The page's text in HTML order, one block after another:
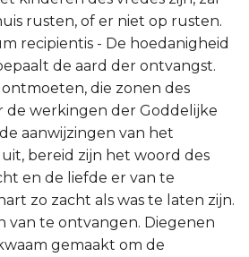
rusten, of er niet op rusten.
recipientis - De hoedanigheid
de aard der ontvangst.
die zonen des
de werkingen der Goddelijke
aanwijzingen van het
bereid zijn het woord des
en de liefde er van te
zo zacht als was te laten zijn.
van te ontvangen. Diegenen
gemaakt om de